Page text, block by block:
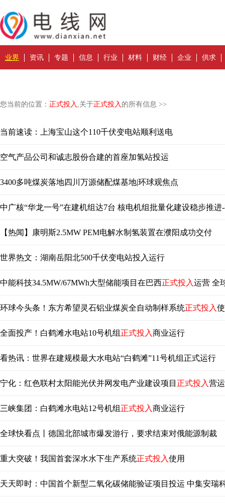
业界 资讯 专题 信息 行业 材料 财经 企业 供求
您当前的位置： 正式投入 ,关于正式投入 的所有信息 >>
当前速读：上海宝山这个110千伏变电站顺利送电
空气产品公司和诚志股份合建的首座加氢站投运
3400多吨煤炭落地四川万源储配煤基地|环球观焦点
中广核“华龙一号”在建机组达7台 核电机组批量化建设稳步推进
【热闻】康明斯2.5MW PEM电解水制氢装置在濮阳成功交付
世界热文：湖南岳阳北500千伏变电站投入运行
中能科技34.5MW/67MWh大型储能项目在巴西正式投入运营 全
环球今头条！东方希望灵石铝业煤炭全自动制样系统正式投入
全面投产！白鹤滩水电站10号机组 正式投入商业运行
看热讯：世界在建规模最大水电站“白鹤滩”11号机组正式运行
宁化：红色联村太阳能光伏并网发电产业建设项目 正式投入营运
三峡集团：白鹤滩水电站12号机组 正式投入商业运行
全球快看点丨德国北部城市爆发游行，要求结束对俄能源制裁
重大突破！我国首套深水水下生产系统正式投入使用
天天即时：中国首个新型二氧化碳储能验证项目投运 中集安瑞